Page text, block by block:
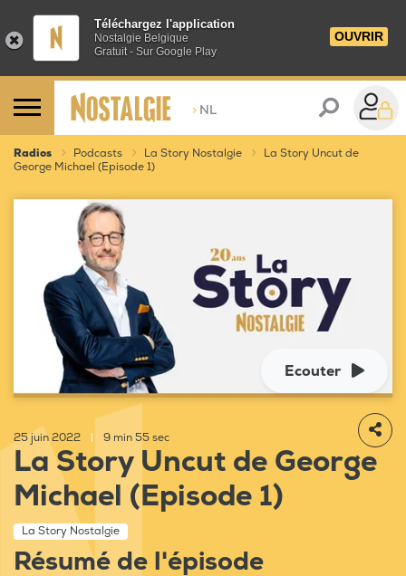
Téléchargez l'application
Nostalgie Belgique
Gratuit - Sur Google Play
OUVRIR
> NL
Radios Podcasts La Story Nostalgie
La Story Uncut de
George Michael (Episode 1)
Ecouter
25 juin 2022 9 min 55 sec
La Story Uncut de George
Michael (Episode 1)
La Story Nostalgie
Résumé de l'épisode